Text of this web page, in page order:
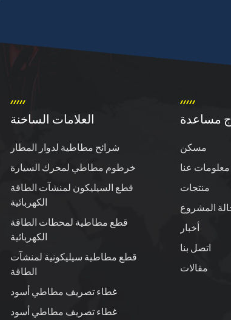
العلامات الساخنة
شرائح مطاطية لدوار المطار
خرطوم مطاطي لمحرك السيارة
قطع السيليكون لمنشآت الطاقة
الكهربائية
قطع مطاطية لمحطات الطاقة
الكهربائية
قطع مطاطية سيليكونية لمنشآت
الطاقة
غطاء تصريف مطاطي أسود
غطاء تصريف مطاطي أسود
مساعدة
مسكن
معلومات عنا
منتجات
المشروع
أخبار
اتصل بنا
مقالات